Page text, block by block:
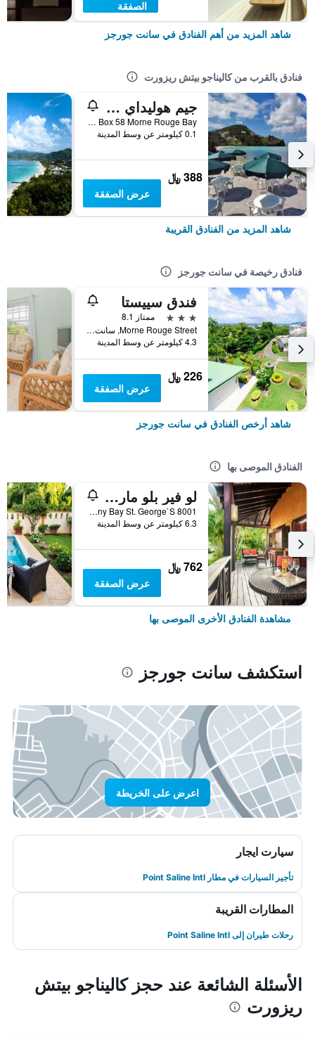
الصفقة
شاهد المزيد من أهم الفنادق في سانت جورجز
فنادق بالقرب من كاليناجو بيتش ريزورت
جيم هوليداي بيتش ريزورت
Po Box 58 Morne Rouge Bay, سانت جورجز, غرينادا
0.1 كيلومتر عن وسط المدينة
388 ﷼
عرض الصفقة
شاهد المزيد من الفنادق القريبة
فنادق رخيصة في سانت جورجز
فندق سييستا
3 نجوم
ممتاز 8.1
Morne Rouge Street, سانت جورجز, غرينادا
4.3 كيلومتر عن وسط المدينة
226 ﷼
عرض الصفقة
شاهد أرخص الفنادق في سانت جورجز
الفنادق الموصى بها
لو فير بلو مارينا ريزورت
8001 Petite Calivigny Bay St. George`S, سانت جورجز, غرينادا
6.3 كيلومتر عن وسط المدينة
762 ﷼
عرض الصفقة
مشاهدة الفنادق الأخرى الموصى بها
استكشف سانت جورجز
اعرض على الخريطة
سيارت ايجار
تأجير السيارات في مطار Point Saline Intl
المطارات القريبة
رحلات طيران إلى Point Saline Intl
الأسئلة الشائعة عند حجز كاليناجو بيتش
ريزورت